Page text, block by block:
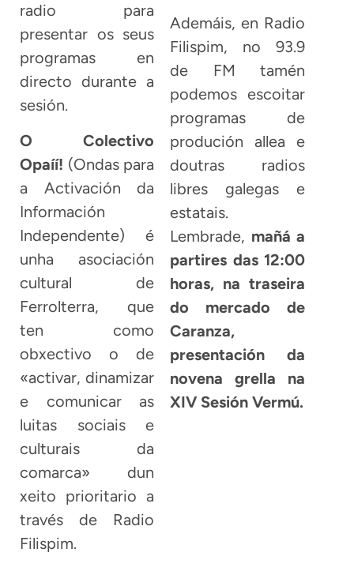
radio para
presentar os seus
programas en
directo durante a
sesión.
O Colectivo
Opaíí! (Ondas para
a Activación da
Información
Independente) é
unha asociación
cultural de
Ferrolterra, que
ten como
obxectivo o de
«activar, dinamizar
e comunicar as
luitas sociais e
culturais da
comarca» dun
xeito prioritario a
través de Radio
Filispim.
Ademáis, en Radio
Filispim, no 93.9
de FM tamén
podemos escoitar
programas de
produción allea e
doutras radios
libres galegas e
estatais.
Lembrade, mañá a
partires das 12:00
horas, na traseira
do mercado de
Caranza,
presentación da
novena grella na
XIV Sesión Vermú.